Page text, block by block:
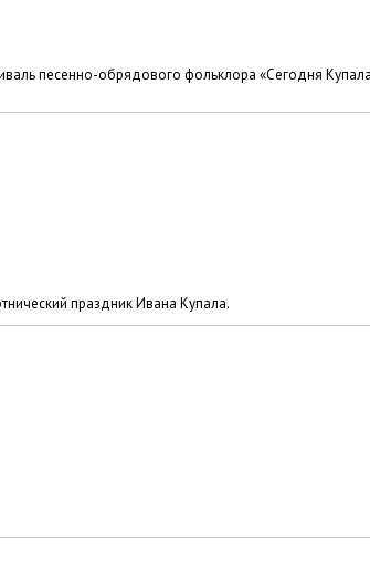
песенно-обрядового фольклора «Сегодня
праздник Ивана Купала.